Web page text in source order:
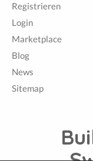
Registrieren
Login
Marketplace
Blog
News
Sitemap